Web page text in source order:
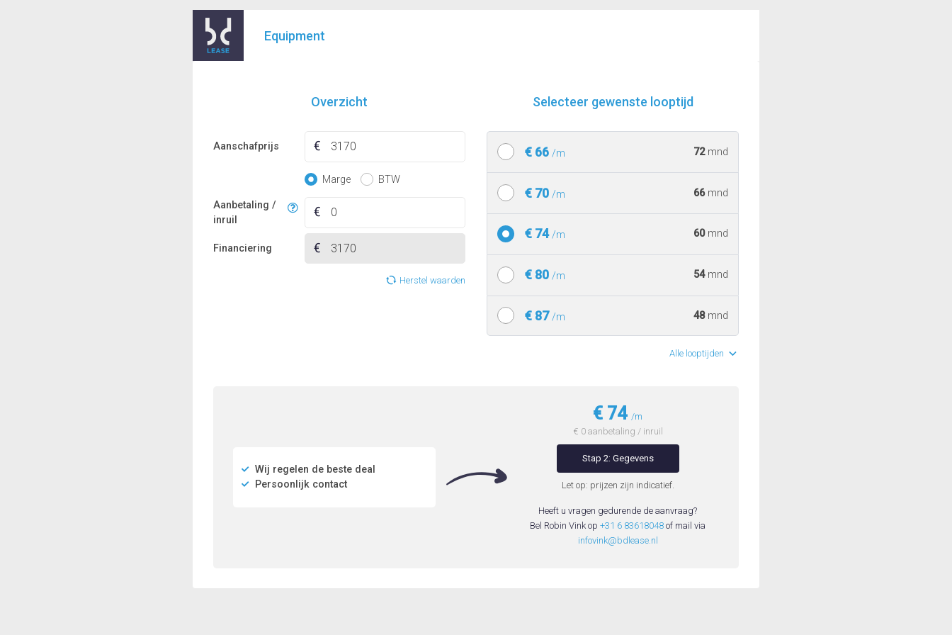
Equipment
Overzicht
Aanschafprijs
Marge BTW
Aanbetaling /
inruil
Financiering
Herstel waarden
Selecteer gewenste looptijd
€ 66 /m 72 mnd
€ 70 /m 66 mnd
€ 74/m 60 mnd
€ 80 /m 54 mnd
€ 87/m 48 mnd
Alle looptijden
Wij regelen de beste deal
Persoonlijk contact
€ 74/m
€ 0 aanbetaling / inruil
Stap 2: Gegevens
Let op: prijzen zijn indicatief.
Heeft u vragen gedurende de aanvraag?
Bel Robin Vink op+31 6 83618048 of mail via
infovink@bdlease.nl